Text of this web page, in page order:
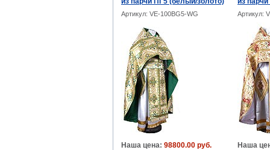
Артикул: VE-100BG5-WG Артикул:
Наша цена: 98800.00 руб. Наша